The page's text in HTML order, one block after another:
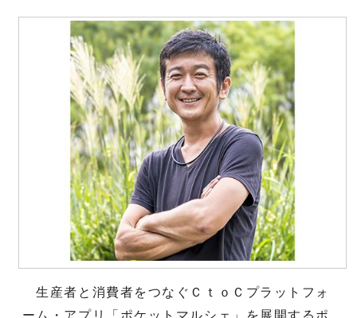
生産者と消費者をつなぐＣｔｏＣプラットフォ
ーム・アプリ「ポケットマルシェ」を展開するポ